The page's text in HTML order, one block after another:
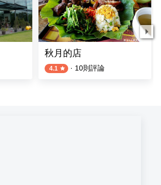
秋月的店
4.1 · 10則評論